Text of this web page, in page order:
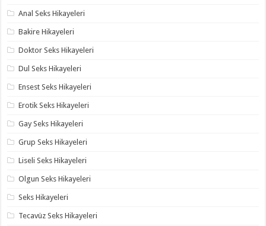
Anal Seks Hikayeleri
Bakire Hikayeleri
Doktor Seks Hikayeleri
Dul Seks Hikayeleri
Ensest Seks Hikayeleri
Erotik Seks Hikayeleri
Gay Seks Hikayeleri
Grup Seks Hikayeleri
Liseli Seks Hikayeleri
Olgun Seks Hikayeleri
Seks Hikayeleri
Tecavüz Seks Hikayeleri